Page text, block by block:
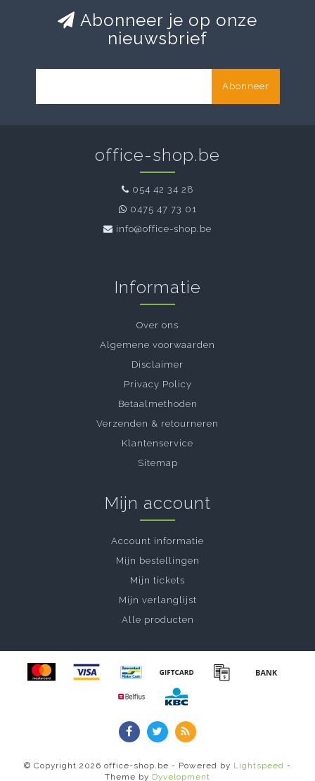
Abonneer je op onze
nieuwsbrief
Abonneer
office-shop.be
054 42 34 28
0475 47 73 01
info@office-shop.be
Informatie
Over ons
Algemene voorwaarden
Disclaimer
Privacy Policy
Betaalmethoden
Verzenden & retourneren
Klantenservice
Sitemap
Mijn account
Account informatie
Mijn bestellingen
Mijn tickets
Mijn verlanglijst
Alle producten
© Copyright 2026 office-shop.be - Powered by Lightspeed
Theme by Dyvelopment